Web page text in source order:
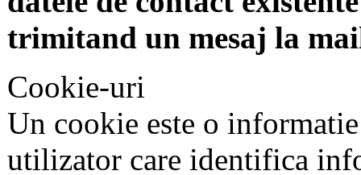
trimitand un mesaj la
Cookie-uri
Un cookie este o
utilizator care identifica